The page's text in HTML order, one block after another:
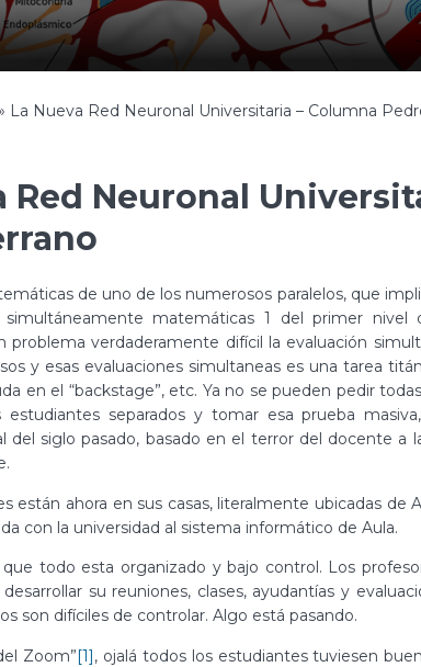
La Nueva Red Neuronal Universitaria – Columna
Red Neuronal
de uno de los numerosos paralelos, que
matemáticas 1 del primer
problema verdaderamente difícil la evaluación
y esas evaluaciones simultaneas es una tarea
en el “backstage”, etc. Ya no se pueden pedir
separados y tomar esa prueba
del siglo pasado, basado en el terror del docente a
están ahora en sus casas, literalmente ubicadas
con la universidad al sistema informático de Aula.
que todo esta organizado y bajo control. Los
su reuniones, clases, ayudantías y
son difíciles de controlar. Algo está pasando.
Zoom”[1], ojalá todos los estudiantes tuviesen